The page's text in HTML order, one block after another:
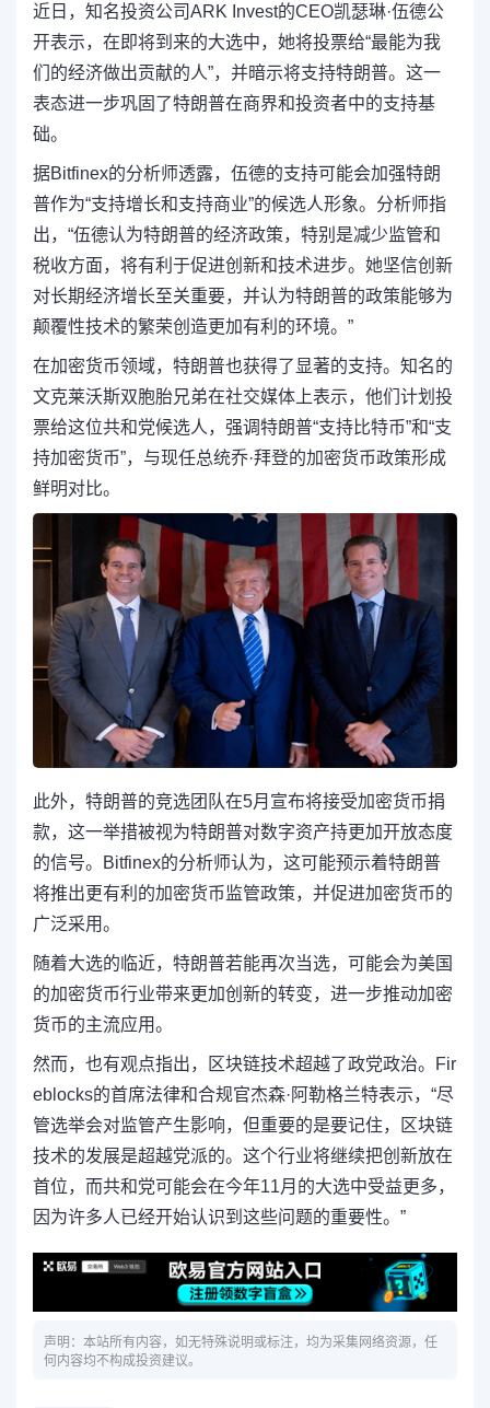
近日，知名投资公司ARK Invest的CEO凯瑟琳·伍德公
开表示，在即将到来的大选中，她将投票给“最能为我
们的经济做出贡献的人”，并暗示将支持特朗普。这一
表态进一步巩固了特朗普在商界和投资者中的支持基
础。
据Bitfinex的分析师透露，伍德的支持可能会加强特朗
普作为“支持增长和支持商业”的候选人形象。分析师指
出，“伍德认为特朗普的经济政策，特别是减少监管和
税收方面，将有利于促进创新和技术进步。她坚信创新
对长期经济增长至关重要，并认为特朗普的政策能够为
颠覆性技术的繁荣创造更加有利的环境。”
在加密货币领域，特朗普也获得了显著的支持。知名的
文克莱沃斯双胞胎兄弟在社交媒体上表示，他们计划投
票给这位共和党候选人，强调特朗普“支持比特币”和“支
持加密货币”，与现任总统乔·拜登的加密货币政策形成
鲜明对比。
此外，特朗普的竞选团队在5月宣布将接受加密货币捐
款，这一举措被视为特朗普对数字资产持更加开放态度
的信号。Bitfinex的分析师认为，这可能预示着特朗普
将推出更有利的加密货币监管政策，并促进加密货币的
广泛采用。
随着大选的临近，特朗普若能再次当选，可能会为美国
的加密货币行业带来更加创新的转变，进一步推动加密
货币的主流应用。
然而，也有观点指出，区块链技术超越了政党政治。Fir
eblocks的首席法律和合规官杰森·阿勒格兰特表示，“尽
管选举会对监管产生影响，但重要的是要记住，区块链
技术的发展是超越党派的。这个行业将继续把创新放在
首位，而共和党可能会在今年11月的大选中受益更多，
因为许多人已经开始认识到这些问题的重要性。”
声明：本站所有内容，如无特殊说明或标注，均为采集网络资源，任
何内容均不构成投资建议。